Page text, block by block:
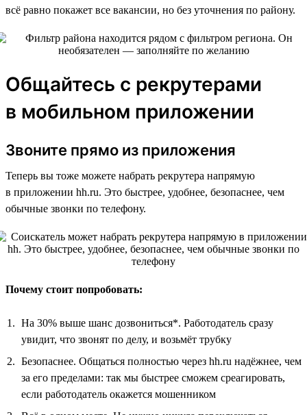
всё равно покажет все вакансии, но без уточнения по району.
Общайтесь с рекрутерами
в мобильном приложении
Звоните прямо из приложения
Теперь вы тоже можете набрать рекрутера напрямую
в приложении hh.ru. Это быстрее, удобнее, безопаснее, чем
обычные звонки по телефону.
Почему стоит попробовать:
На 30% выше шанс дозвониться*. Работодатель сразу
увидит, что звонят по делу, и возьмёт трубку
Безопаснее. Общаться полностью через hh.ru надёжнее, чем
за его пределами: так мы быстрее сможем среагировать,
если работодатель окажется мошенником